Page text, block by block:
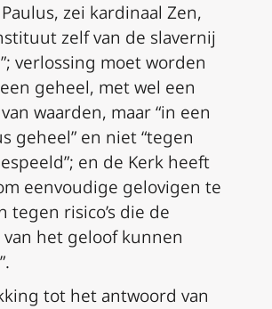
zei kardinaal Zen,
zelf van de slavernij
verlossing moet worden
geheel, met wel een
waarden, maar “in een
geheel” en niet “tegen
en de Kerk heeft
eenvoudige gelovigen te
tegen risico’s die de
het geloof kunnen
tot het antwoord van